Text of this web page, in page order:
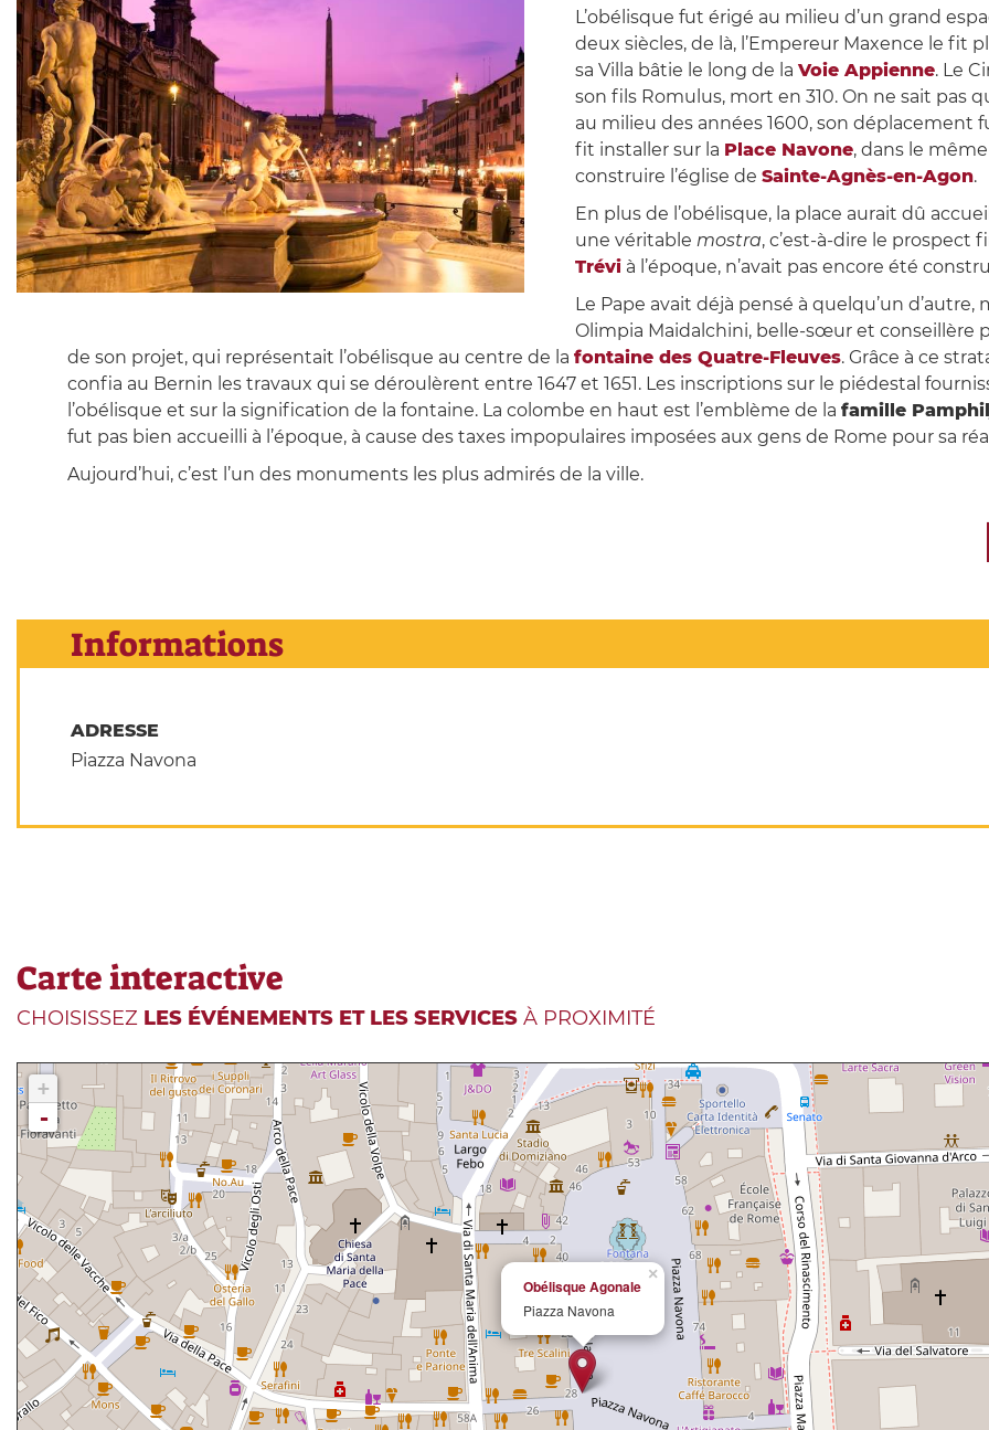
L’obélisque fut érigé au milieu d’un grand
deux siècles, de là, l’Empereur Maxence le fit
sa Villa bâtie le long de la Voie Appienne. Le
son fils Romulus, mort en 310. On ne sait pas
au milieu des années 1600, son déplacement
fit installer sur la Place Navone, dans le
construire l’église de Sainte-Agnès-en-Agon.
En plus de l’obélisque, la place aurait dû
une véritable mostra, c’est-à-dire le prospect
Trévià l’époque, n’avait pas encore été
Le Pape avait déjà pensé à quelqu’un d’autre,
Olimpia Maidalchini, belle-sœur et conseillère
de son projet, qui représentait l’obélisque au centre de la fontaine des Quatre-Fleuves. Grâce à ce
confia au Bernin les travaux qui se déroulèrent entre 1647 et 1651. Les inscriptions sur le piédestal
l’obélisque et sur la signification de la fontaine. La colombe en haut est l’emblème de la famille
fut pas bien accueilli à l’époque, à cause des taxes impopulaires imposées aux gens de Rome pour sa
Aujourd’hui, c’est l’un des monuments les plus admirés de la ville.
Informations
ADRESSE
Piazza Navona
Carte interactive
CHOISISSEZ LES ÉVÉNEMENTS ET LES SERVICES À PROXIMITÉ
×
Obélisque Agonale
Piazza Navona
+
-